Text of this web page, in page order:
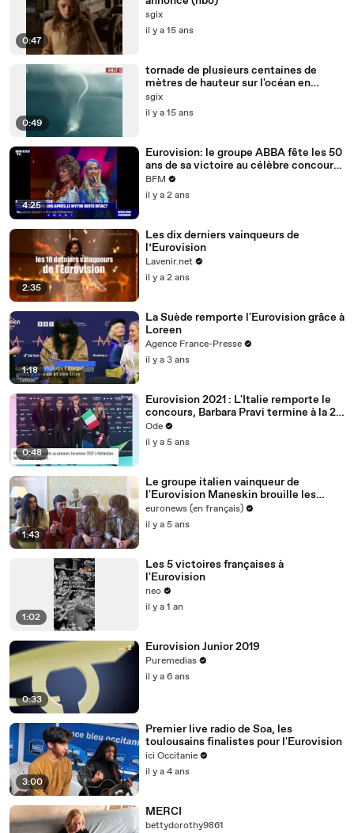
0:47
sgix
il y a 15 ans
0:49
tornade de plusieurs centaines de
mètres de hauteur sur l'océan en
Australie
sgix
il y a 15 ans
4:25
Eurovision: le groupe ABBA fête les 50
ans de sa victoire au célèbre concours
musical
BFM
il y a 2 ans
2:35
Les dix derniers vainqueurs de
l’Eurovision
Lavenir.net
il y a 2 ans
1:18
La Suède remporte l'Eurovision grâce à
Loreen
Agence France-Presse
il y a 3 ans
0:48
Eurovision 2021 : L'Italie remporte le
concours, Barbara Pravi termine à la 2e
place !
Ode
il y a 5 ans
1:43
Le groupe italien vainqueur de
l'Eurovision Maneskin brouille les
barrières du genre
euronews (en français)
il y a 5 ans
1:02
Les 5 victoires françaises à
l'Eurovision
neo
il y a 1 an
0:33
Eurovision Junior 2019
Puremedias
il y a 6 ans
3:00
Premier live radio de Soa, les
toulousains finalistes pour l'Eurovision
ici Occitanie
il y a 4 ans
MERCI
bettydorothy9861